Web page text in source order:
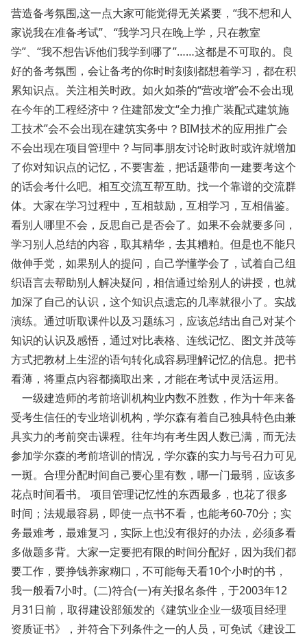
营造备考氛围,这一点大家可能觉得无关紧要，“我不想和人
家说我在准备考试”、“我学习只在晚上学，只在教室
学”、“我不想告诉他们我学到哪了”……这都是不可取的。良
好的备考氛围，会让备考的你时时刻刻都想着学习，都在积
累知识点。关注相关时政。如火如荼的“营改增”会不会出现
在今年的工程经济中？住建部发文“全力推广装配式建筑施
工技术”会不会出现在建筑实务中？BIM技术的应用推广会
不会出现在项目管理中？与同事朋友讨论时政时或许就增加
了你对知识点的记忆，不要害羞，把话题带向一建要考这个
的话会考什么吧。相互交流互帮互助。找一个靠谱的交流群
体。大家在学习过程中，互相鼓励，互相学习，互相借鉴。
看别人哪里不会，反思自己是否会了。如果不会就要多问，
学习别人总结的内容，取其精华，去其糟粕。但是也不能只
做伸手党，如果别人的提问，自己学懂学会了，试着自己组
织语言去帮助别人解决疑问，相信通过给别人的讲授，也就
加深了自己的认识，这个知识点遗忘的几率就很小了。实战
演练。通过听取课件以及习题练习，应该总结出自己对某个
知识的认识及感悟，通过对比表格、连线记忆、图文并茂等
方式把教材上生涩的语句转化成容易理解记忆的信息。把书
看薄，将重点内容都摘取出来，才能在考试中灵活运用。
一级建造师的考前培训机构业内数不胜数，作为十年来备
受考生信任的专业培训机构，学尔森有着自己独具特色由兼
具实力的考前突击课程。往年均有考生因人数已满，而无法
参加学尔森的考前培训的情况，学尔森的实力与号召力可见
一斑。合理分配时间自己要心里有数，哪一门最弱，应该多
花点时间看书。 项目管理记忆性的东西最多，也花了很多
时间；法规最容易，即使一点书不看，也能考60-70分；实
务最难考，最难复习，实际上也没有很好的办法，必须多看
多做题多背。大家一定要把有限的时间分配好，因为我们都
要工作，要挣钱养家糊口，不可能每天看10个小时的书，
我一般看7小时。(二)符合(一)有关报名条件，于2003年12
月31日前，取得建设部颁发的《建筑业企业一级项目经理
资质证书》，并符合下列条件之一的人员，可免试《建设工